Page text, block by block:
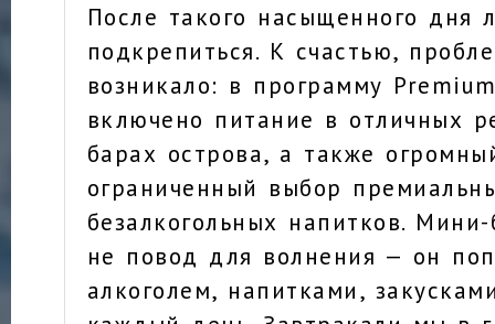
После такого насыщенного дня
подкрепиться. К счастью,
возникало: в программу
включено питание в отличных
барах острова, а также
ограниченный выбор
безалкогольных напитков.
не повод для волнения — он
алкоголем, напитками,